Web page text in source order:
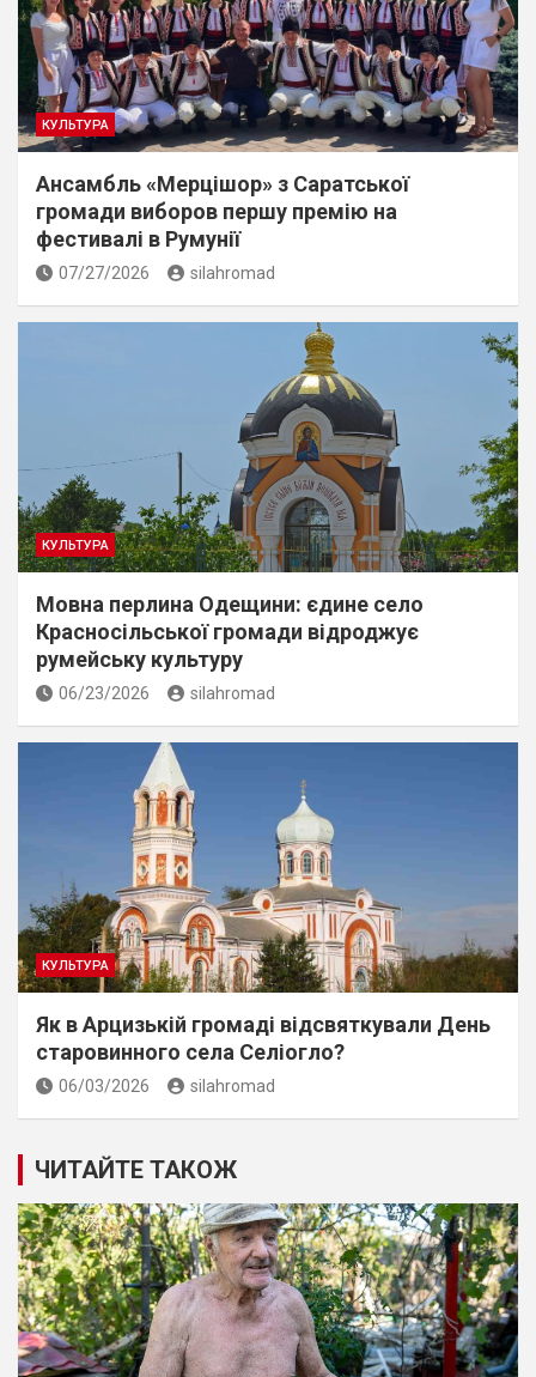
КУЛЬТУРА
Ансамбль «Мерцішор» з Саратської
громади виборов першу премію на
фестивалі в Румунії
07/27/2026 silahromad
КУЛЬТУРА
Мовна перлина Одещини: єдине село
Красносільської громади відроджує
румейську культуру
06/23/2026 silahromad
КУЛЬТУРА
Як в Арцизькій громаді відсвяткували День
старовинного села Селіогло?
06/03/2026 silahromad
ЧИТАЙТЕ ТАКОЖ